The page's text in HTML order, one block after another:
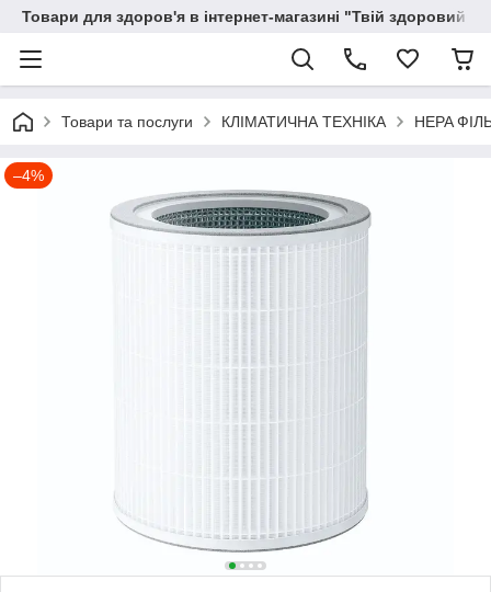
Товари для здоров'я в інтернет-магазині "Твій здоровий
Товари та послуги КЛІМАТИЧНА ТЕХНІКА HEPA
–4%